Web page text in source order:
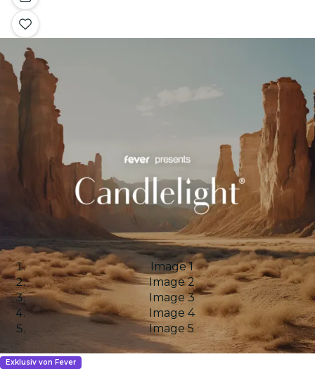
Image 1
Image 2
Image 3
Image 4
Image 5
Exklusiv von Fever